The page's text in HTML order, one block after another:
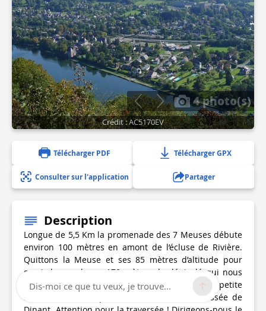
4 photo(s)
Crédit : AC5170EV
Télécharger PDF Télécharger GPX
Consulter sur l'application Partager
Description
Longue de 5,5 Km la promenade des 7 Meuses débute
environ 100 mètres en amont de l’écluse de Rivière.
Quittons la Meuse et ses 85 mètres d’altitude pour
gravir les quelques 170 mètres de dénivelé qui nous
séparent du point de vue en empruntant la plus petite
ruelle de Rivière qui nous conduit à la chaussée de
Dis-moi ce que tu veux, je trouve...